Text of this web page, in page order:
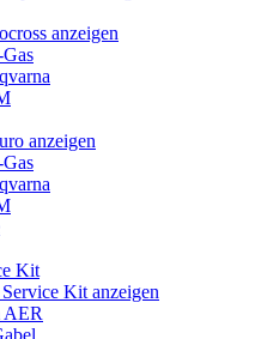
anzeigen
anzeigen
Kit
Kit anzeigen
AER